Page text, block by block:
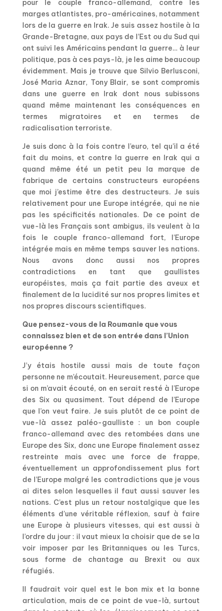
pour le couple franco-allemand, contre les
marges atlantistes, pro-américaines, notamment
lors de la guerre en Irak. Je suis assez hostile à la
Grande-Bretagne, aux pays de l’Est ou du Sud qui
ont suivi les Américains pendant la guerre… à leur
politique, pas à ces pays-là, je les aime beaucoup
évidemment. Mais je trouve que Silvio Berlusconi,
José Maria Aznar, Tony Blair, se sont compromis
dans une guerre en Irak dont nous subissons
quand même maintenant les conséquences en
termes migratoires et en termes de
radicalisation terroriste.
Je suis donc à la fois contre l’euro, tel qu’il a été
fait du moins, et contre la guerre en Irak qui a
quand même été un petit peu la marque de
fabrique de certains constructeurs européens
que moi j’estime être des destructeurs. Je suis
relativement pour une Europe intégrée, qui ne nie
pas les spécificités nationales. De ce point de
vue-là les Français sont ambigus, ils veulent à la
fois le couple franco-allemand fort, l’Europe
intégrée mais en même temps sauver les nations.
Nous avons donc aussi nos propres
contradictions en tant que gaullistes
européistes, mais ça fait partie des aveux et
finalement de la lucidité sur nos propres limites et
nos propres discours scientifiques.
Que pensez-vous de la Roumanie que vous
connaissez bien et de son entrée dans l’Union
européenne ?
J’y étais hostile aussi mais de toute façon
personne ne m’écoutait. Heureusement, parce que
si on m’avait écouté, on en serait resté à l’Europe
des Six ou quasiment. Tout dépend de l’Europe
que l’on veut faire. Je suis plutôt de ce point de
vue-là assez paléo-gaulliste : un bon couple
franco-allemand avec des retombées dans une
Europe des Six, donc une Europe finalement assez
restreinte mais avec une force de frappe,
éventuellement un approfondissement plus fort
de l’Europe malgré les contradictions que je vous
ai dites selon lesquelles il faut aussi sauver les
nations. C’est plus un retour nostalgique que les
éléments d’une véritable réflexion, sauf à faire
une Europe à plusieurs vitesses, qui est aussi à
l’ordre du jour : il vaut mieux la choisir que de se la
voir imposer par les Britanniques ou les Turcs,
sous forme de chantage au Brexit ou aux
réfugiés.
Il faudrait voir quel est le bon mix et la bonne
articulation, mais de ce point de vue-là, surtout